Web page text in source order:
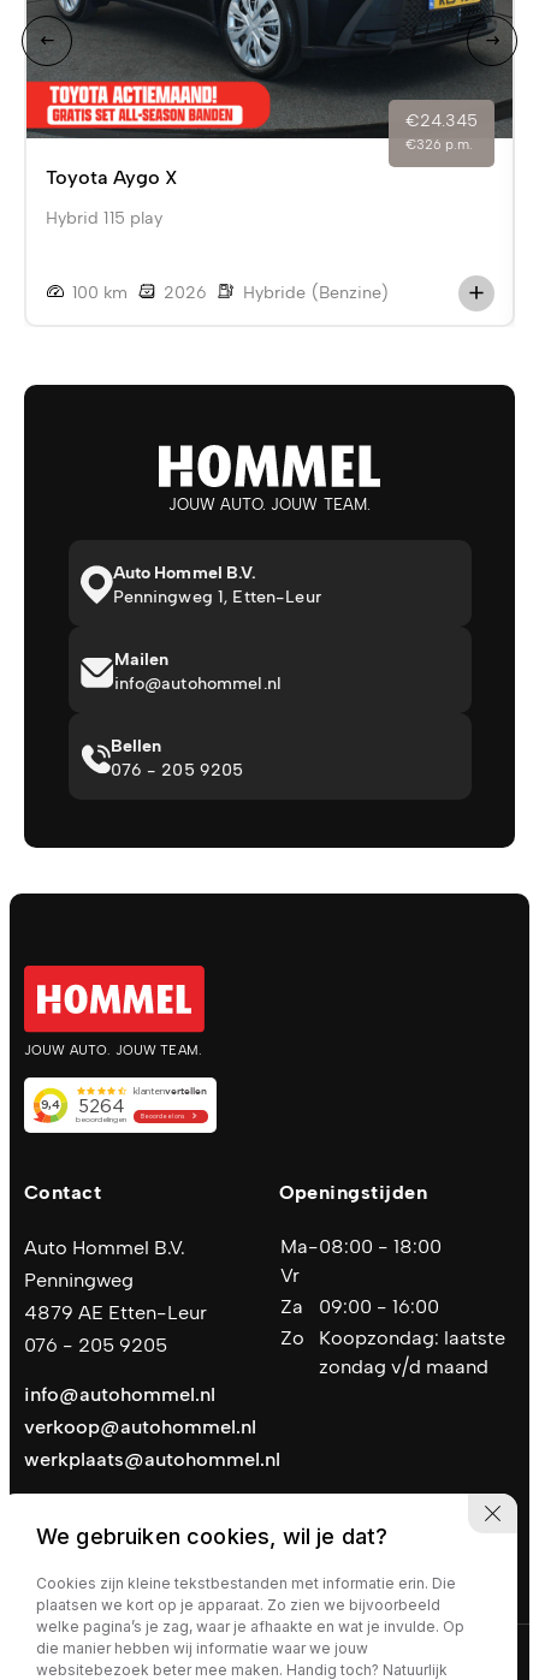
€24.345
€326 p.m.
Toyota Aygo X
Hybrid 115 play
100 km 2026 Hybride (Benzine)
JOUW AUTO. JOUW TEAM.
Auto Hommel B.V.
Penningweg 1, Etten-Leur
Mailen
info@autohommel.nl
Bellen
076 - 205 9205
JOUW AUTO. JOUW TEAM.
Contact
Auto Hommel B.V.
Penningweg
4879 AE Etten-Leur
076 - 205 9205
info@autohommel.nl
verkoop@autohommel.nl
werkplaats@autohommel.nl
Openingstijden
Ma-
Vr
08:00 - 18:00
Za
09:00 - 16:00
Zo
Koopzondag: laatste
zondag v/d maand
Privacy policy | Algemene voorwaarden
We gebruiken cookies, wil je dat?
Cookies zijn kleine tekstbestanden met informatie erin. Die
plaatsen we kort op je apparaat. Zo zien we bijvoorbeeld
welke pagina’s je zag, waar je afhaakte en wat je invulde. Op
die manier hebben wij informatie waar we jouw
websitebezoek beter mee maken. Handig toch? Natuurlijk